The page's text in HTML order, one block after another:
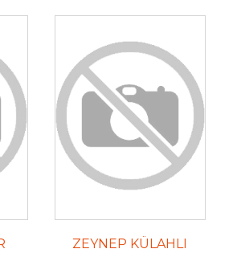
ZEYNEP KÜLAHLI